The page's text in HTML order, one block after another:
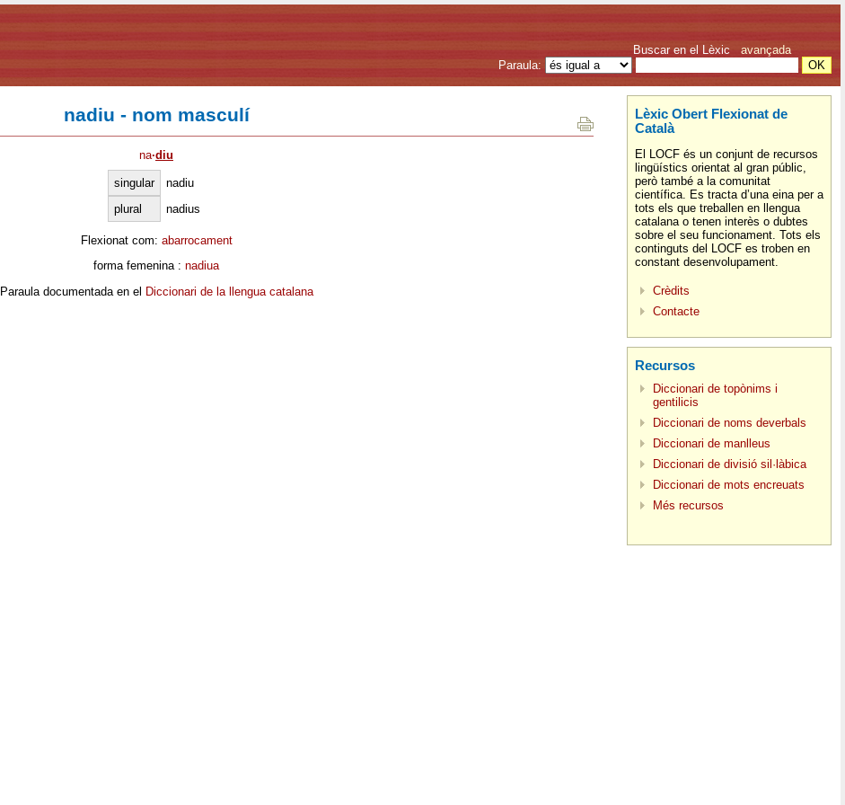
Buscar en el Lèxic avançada
Paraula:
nadiu - nom masculí
na·diu
singular
nadiu
plural
nadius
Flexionat com: abarrocament
forma femenina : nadiua
Paraula documentada en el Diccionari de la llengua catalana
Lèxic Obert Flexionat de
Català
El LOCF és un conjunt de recursos
lingüístics orientat al gran públic,
però també a la comunitat
científica. Es tracta d’una eina per a
tots els que treballen en llengua
catalana o tenen interès o dubtes
sobre el seu funcionament. Tots els
continguts del LOCF es troben en
constant desenvolupament.
Crèdits
Contacte
Recursos
Diccionari de topònims i
gentilicis
Diccionari de noms deverbals
Diccionari de manlleus
Diccionari de divisió sil·làbica
Diccionari de mots encreuats
Més recursos